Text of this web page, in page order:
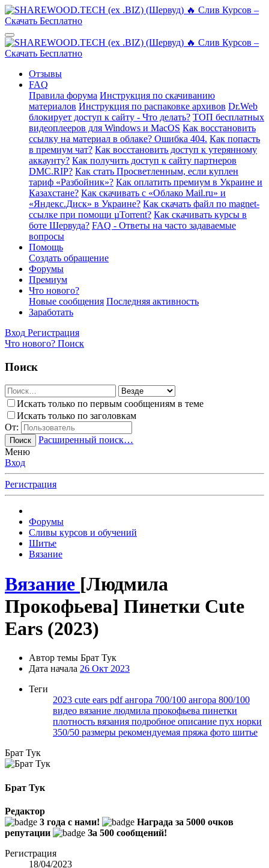
Отзывы
FAQ
Правила форума Инструкция по скачиванию
материалов Инструкция по распаковке архивов Dr.Web
блокирует доступ к сайту - Что делать? ТОП бесплатных
видеоплееров для Windows и MacOS Как восстановить
ссылку на материал в облаке? Ошибка 404. Как попасть
в премиум чат? Как восстановить доступ к утерянному
аккаунту? Как получить доступ к сайту партнеров
DMC.RIP? Как стать Просветленным, если куплен
тариф «Разбойник»? Как оплатить премиум в Украине и
Казахстане? Как скачивать с «Облако Mail.ru» и
«Яндекс.Диск» в Украине? Как скачать файл по magnet-
ссылке при помощи µTorrent? Как скачивать курсы в
боте Шервуда? FAQ - Ответы на часто задаваемые
вопросы
Помощь
Создать обращение
Форумы
Премиум
Что нового?
Новые сообщения Последняя активность
Заработать
Вход Регистрация
Что нового? Поиск
Поиск
Искать только по первым сообщениям в теме
Искать только по заголовкам
От:
Поиск
Расширенный поиск…
Меню
Вход
Регистрация
Форумы
Сливы курсов и обучений
Шитье
Вязание
Вязание [Людмила
Прокофьева] Пинетки Cute
Ears (2023)
Автор темы Брат Тук
Дата начала 26 Окт 2023
Теги
2023 cute ears pdfангора 700/100 ангора 800/100
видео вязание людмила прокофьева пинетки
плотность вязания подробное описание пух норки
350/50 размеры рекомендуемая пряжа фото шитье
Брат Тук
Брат Тук
Редактор
3 года с нами!
Награда за 5000 очков
репутации
За 500 сообщений!
Регистрация
18/04/2023